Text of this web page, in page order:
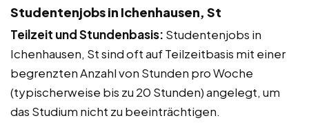
Studentenjobs in Ichenhausen, St
Teilzeit und Stundenbasis: Studentenjobs in
Ichenhausen, St sind oft auf Teilzeitbasis mit einer
begrenzten Anzahl von Stunden pro Woche
(typischerweise bis zu 20 Stunden) angelegt, um
das Studium nicht zu beeinträchtigen.